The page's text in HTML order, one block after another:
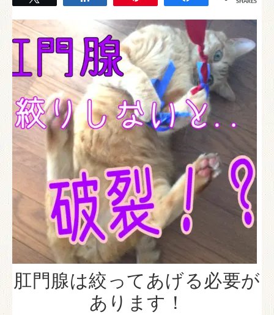
SHARES
肛門腺は絞ってあげる必要が
あります！